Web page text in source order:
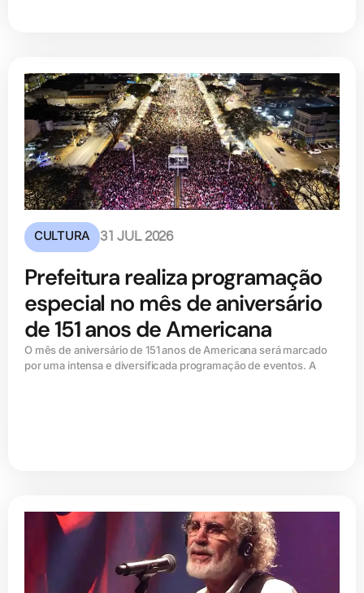
CULTURA 31 JUL 2026
Prefeitura realiza programação
especial no mês de aniversário
de 151 anos de Americana
O mês de aniversário de 151 anos de Americana será marcado
por uma intensa e diversificada programação de eventos. A